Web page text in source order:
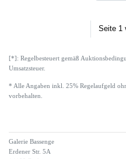
Seite 1
[*]: Regelbesteuert gemäß
Umsatzsteuer.
* Alle Angaben inkl. 25% Regelaufgeld
vorbehalten.
Galerie Bassenge
Erdener Str. 5A